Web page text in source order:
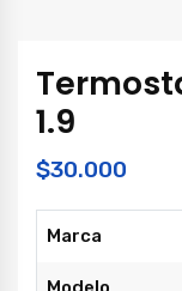
1.9
$30.000
Marca